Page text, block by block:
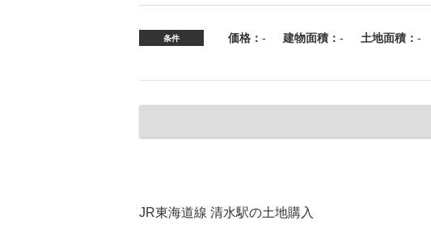
条件 価格： - 建物面積： - 土地面積： -
JR東海道線 清水駅の土地購入